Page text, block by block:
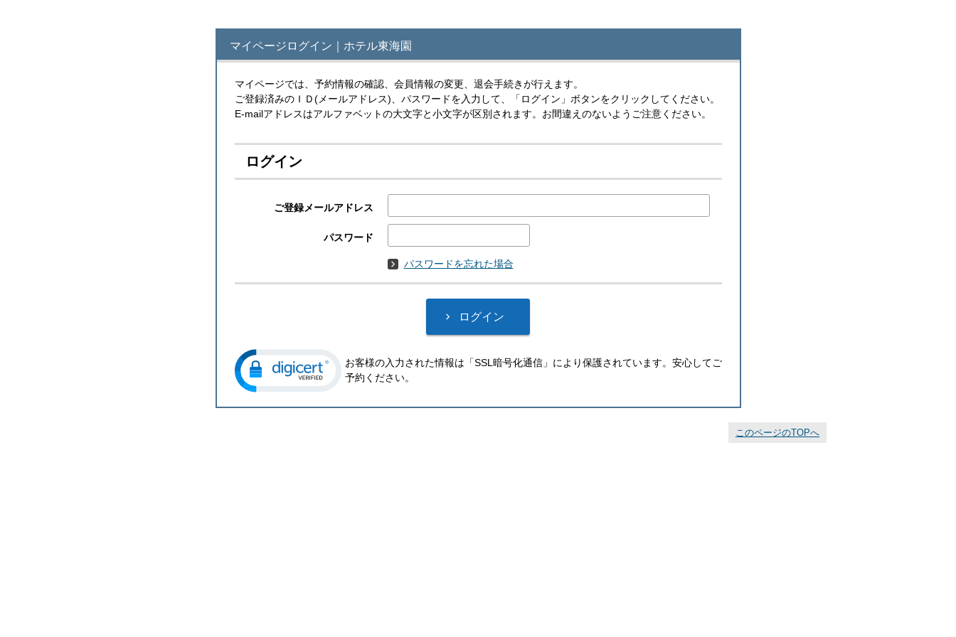
マイページログイン｜ホテル東海園
マイページでは、予約情報の確認、会員情報の変更、退会手続きが行えます。
ご登録済みのＩＤ(メールアドレス)、パスワードを入力して、「ログイン」ボタンをクリックしてください。
E-mailアドレスはアルファベットの大文字と小文字が区別されます。お間違えのないようご注意ください。
ログイン
ご登録メールアドレス
パスワード
パスワードを忘れた場合
お客様の入力された情報は「SSL暗号化通信」により保護されています。安心してご
予約ください。
このページのTOPへ